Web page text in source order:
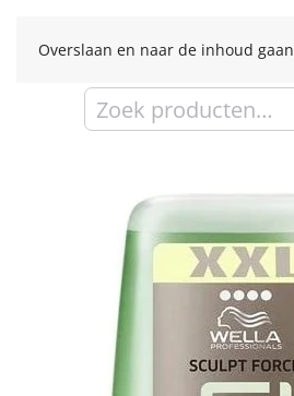
Overslaan en naar de inhoud gaan
Zoeken
naar: